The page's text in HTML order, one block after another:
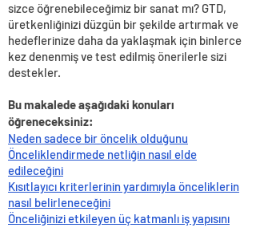
sizce öğrenebileceğimiz bir sanat mı? GTD,
üretkenliğinizi düzgün bir şekilde artırmak ve
hedeflerinize daha da yaklaşmak için binlerce
kez denenmiş ve test edilmiş önerilerle sizi
destekler.
Bu makalede aşağıdaki konuları
öğreneceksiniz:
Neden sadece bir öncelik olduğunu
Önceliklendirmede netliğin nasıl elde
edileceğini
Kısıtlayıcı kriterlerinin yardımıyla önceliklerin
nasıl belirleneceğini
Önceliğinizi etkileyen üç katmanlı iş yapısını